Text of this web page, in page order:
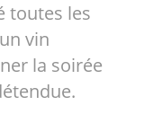
toutes les
vin
la soirée